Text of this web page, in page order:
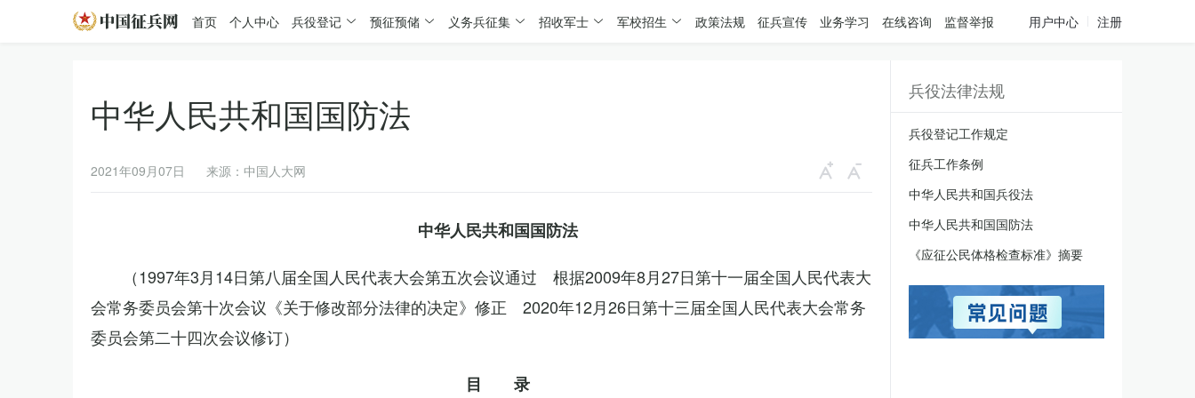
首页 个人中心 兵役登记 预征预储 义务兵征集 招收军士 军校招生 政策法规 征兵宣传 业务学习 在线咨询 监督举报 用户中心 注册
中华人民共和国国防法
2021年09月07日 来源：中国人大网
中华人民共和国国防法
（1997年3月14日第八届全国人民代表大会第五次会议通过 根据2009年8月27日第十一届全国人民代表大
会常务委员会第十次会议《关于修改部分法律的决定》修正 2020年12月26日第十三届全国人民代表大会常务
委员会第二十四次会议修订）
目 录
兵役法律法规
兵役登记工作规定
征兵工作条例
中华人民共和国兵役法
中华人民共和国国防法
《应征公民体格检查标准》摘要